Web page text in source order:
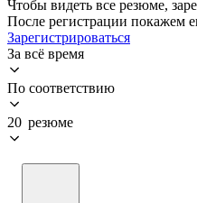
Чтобы видеть все резюме,
После регистрации покажем
Зарегистрироваться
За всё время
По соответствию
20 резюме